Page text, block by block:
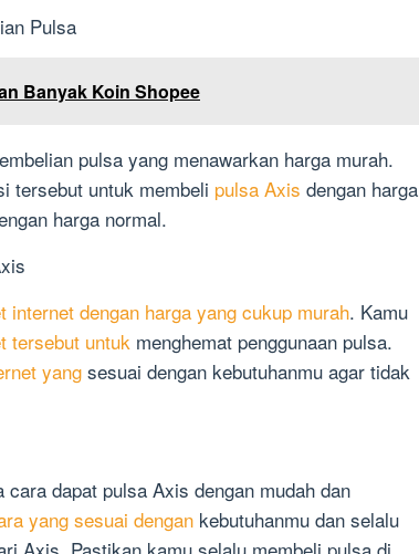
Pulsa
Banyak Koin Shopee
pulsa yang menawarkan harga murah.
tersebut untuk membeli pulsa Axis dengan harga
harga normal.
dengan harga yang cukup murah. Kamu
tersebut untuk menghemat penggunaan pulsa.
yang sesuai dengan kebutuhanmu agar tidak
cara dapat pulsa Axis dengan mudah dan
yang sesuai dengan kebutuhanmu dan selalu